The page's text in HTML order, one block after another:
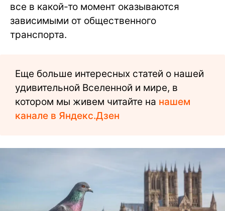
все в какой-то момент оказываются
зависимыми от общественного
транспорта.
Еще больше интересных статей о нашей
удивительной Вселенной и мире, в
котором мы живем читайте на нашем
канале в Яндекс.Дзен